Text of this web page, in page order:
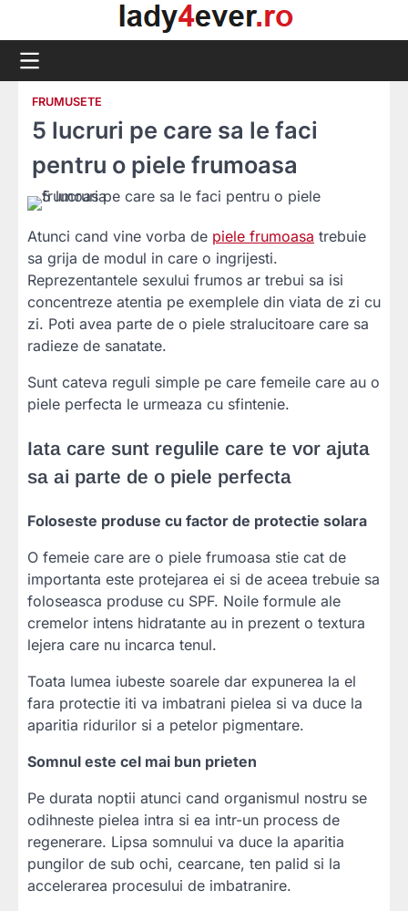
content
FRUMUSETE
5 lucruri pe care sa le faci
pentru o piele frumoasa
Atunci cand vine vorba de piele frumoasa trebuie
sa grija de modul in care o ingrijesti.
Reprezentantele sexului frumos ar trebui sa isi
concentreze atentia pe exemplele din viata de zi cu
zi. Poti avea parte de o piele stralucitoare care sa
radieze de sanatate.
Sunt cateva reguli simple pe care femeile care au o
piele perfecta le urmeaza cu sfintenie.
Iata care sunt regulile care te vor ajuta
sa ai parte de o piele perfecta
Foloseste produse cu factor de protectie solara
O femeie care are o piele frumoasa stie cat de
importanta este protejarea ei si de aceea trebuie sa
foloseasca produse cu SPF. Noile formule ale
cremelor intens hidratante au in prezent o textura
lejera care nu incarca tenul.
Toata lumea iubeste soarele dar expunerea la el
fara protectie iti va imbatrani pielea si va duce la
aparitia ridurilor si a petelor pigmentare.
Somnul este cel mai bun prieten
Pe durata noptii atunci cand organismul nostru se
odihneste pielea intra si ea intr-un process de
regenerare. Lipsa somnului va duce la aparitia
pungilor de sub ochi, cearcane, ten palid si la
accelerarea procesului de imbatranire.